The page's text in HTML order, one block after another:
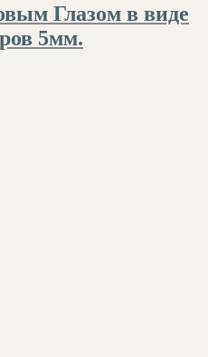
Глазом в виде
5мм.